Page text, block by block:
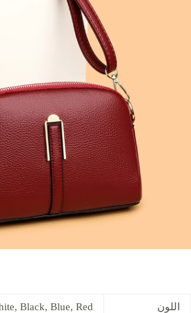
اللون Black, Blue, Red